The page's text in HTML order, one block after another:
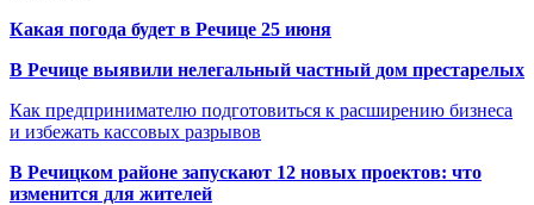
Какая погода будет в Речице 25 июня
В Речице выявили нелегальный частный дом престарелых
Как предпринимателю подготовиться к расширению бизнеса
и избежать кассовых разрывов
В Речицком районе запускают 12 новых проектов: что
изменится для жителей